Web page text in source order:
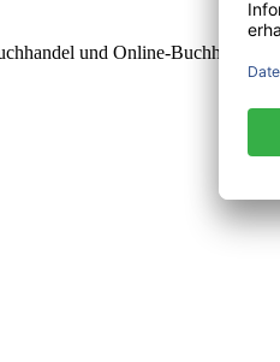
und Online-Buchhandel